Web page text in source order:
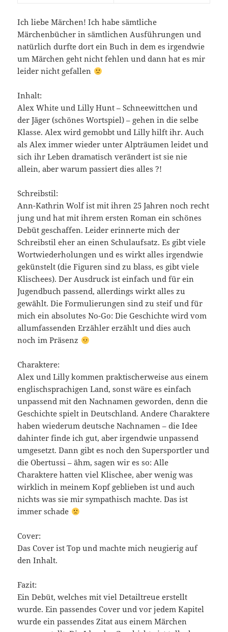
Ich liebe Märchen! Ich habe sämtliche
Märchenbücher in sämtlichen Ausführungen und
natürlich durfte dort ein Buch in dem es irgendwie
um Märchen geht nicht fehlen und dann hat es mir
leider nicht gefallen
Inhalt:
Alex White und Lilly Hunt – Schneewittchen und
der Jäger (schönes Wortspiel) – gehen in die selbe
Klasse. Alex wird gemobbt und Lilly hilft ihr. Auch
als Alex immer wieder unter Alpträumen leidet und
sich ihr Leben dramatisch verändert ist sie nie
allein, aber warum passiert dies alles ?!
Schreibstil:
Ann-Kathrin Wolf ist mit ihren 25 Jahren noch recht
jung und hat mit ihrem ersten Roman ein schönes
Debüt geschaffen. Leider erinnerte mich der
Schreibstil eher an einen Schulaufsatz. Es gibt viele
Wortwiederholungen und es wirkt alles irgendwie
gekünstelt (die Figuren sind zu blass, es gibt viele
Klischees). Der Ausdruck ist einfach und für ein
Jugendbuch passend, allerdings wirkt alles zu
gewählt. Die Formulierungen sind zu steif und für
mich ein absolutes No-Go: Die Geschichte wird vom
allumfassenden Erzähler erzählt und dies auch
noch im Präsenz
Charaktere:
Alex und Lilly kommen praktischerweise aus einem
englischsprachigen Land, sonst wäre es einfach
unpassend mit den Nachnamen geworden, denn die
Geschichte spielt in Deutschland. Andere Charaktere
haben wiederum deutsche Nachnamen – die Idee
dahinter finde ich gut, aber irgendwie unpassend
umgesetzt. Dann gibt es noch den Supersportler und
die Obertussi – ähm, sagen wir es so: Alle
Charaktere hatten viel Klischee, aber wenig was
wirklich in meinem Kopf geblieben ist und auch
nichts was sie mir sympathisch machte. Das ist
immer schade
Cover:
Das Cover ist Top und machte mich neugierig auf
den Inhalt.
Fazit:
Ein Debüt, welches mit viel Detailtreue erstellt
wurde. Ein passendes Cover und vor jedem Kapitel
wurde ein passendes Zitat aus einem Märchen